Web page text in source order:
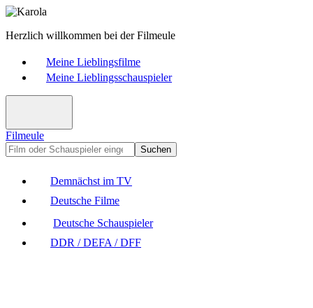
Herzlich willkommen bei der Filmeule
Meine Lieblingsfilme
Meine Lieblingsschauspieler
Filmeule
Suchen
Demnächst im TV
Deutsche Filme
Deutsche Schauspieler
DDR / DEFA / DFF